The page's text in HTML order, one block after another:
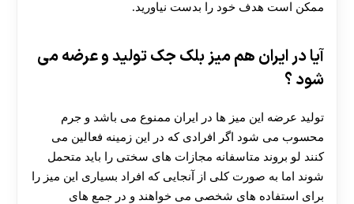
ممکن است هدف خود را بدست نیاورید.
آیا در ایران هم میز بلک جک تولید و عرضه می
شود ؟
تولید عرضه این میز ها در ایران ممنوع می باشد و جرم
محسوب می شود اگر افرادی که در این زمینه فعالین می
کنند لو بروند متاسفانه مجازات های سختی را باید متحمل
شوند اما به صورت کلی از آنجایی که افراد بسیاری این میز را
برای استفاده های شخصی می خواهند و در جمع های